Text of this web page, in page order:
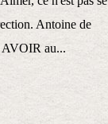
Antoine de
AVOIR au...